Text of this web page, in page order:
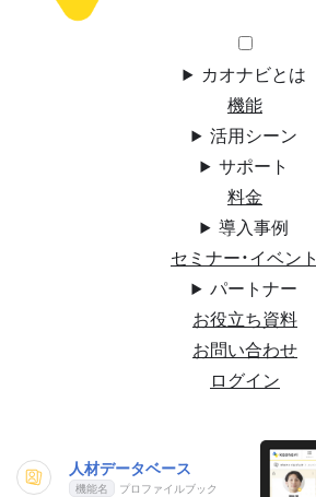
カオナビとは
機能
活用シーン
サポート
料金
導入事例
セミナー・イベント
パートナー
お役立ち資料
お問い合わせ
ログイン
人材データベース
プロファイルブック